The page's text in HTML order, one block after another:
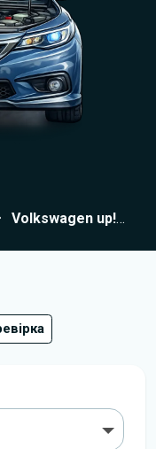
Volkswagen up!